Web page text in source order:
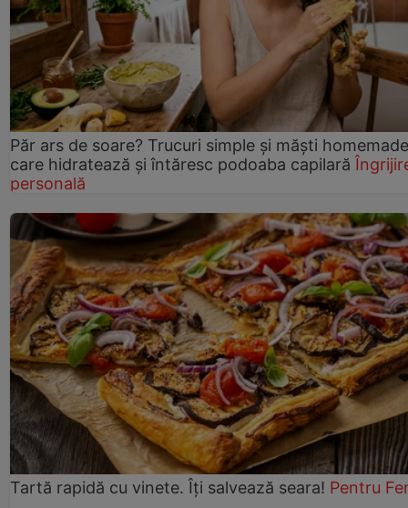
Păr ars de soare? Trucuri simple și măști homemade
care hidratează și întăresc podoaba capilară
personală
Tartă rapidă cu vinete. Îți salvează seara! Pentru